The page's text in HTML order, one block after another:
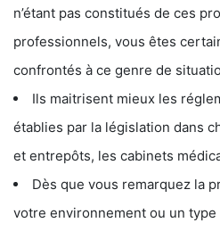
n’étant pas constitués de ces
professionnels, vous êtes
confrontés à ce genre de
Ils maitrisent mieux les
établies par la législation dans
et entrepôts, les cabinets
Dès que vous remarquez la
votre environnement ou un type